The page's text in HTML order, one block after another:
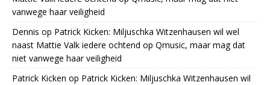
vanwege haar veiligheid
Dennis op Patrick Kicken: Miljuschka Witzenhausen wil wel
naast Mattie Valk iedere ochtend op Qmusic, maar mag dat
niet vanwege haar veiligheid
Patrick Kicken op Patrick Kicken: Miljuschka Witzenhausen wil